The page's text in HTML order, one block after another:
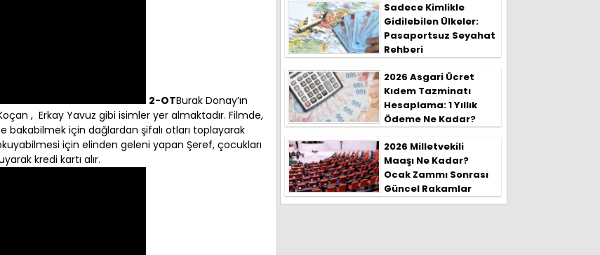
2-OTBurak Donay’ın
, Erkay Yavuz gibi isimler yer almaktadır. Filmde,
bakabilmek için dağlardan şifalı otları toplayarak
için elinden geleni yapan Şeref, çocukları
kredi kartı alır.
Sadece Kimlikle
Gidilebilen Ülkeler:
Pasaportsuz Seyahat
Rehberi
2026 Asgari Ücret
Kıdem Tazminatı
Hesaplama: 1 Yıllık
Ödeme Ne Kadar?
2026 Milletvekili
Maaşı Ne Kadar?
Ocak Zammı Sonrası
Güncel Rakamlar